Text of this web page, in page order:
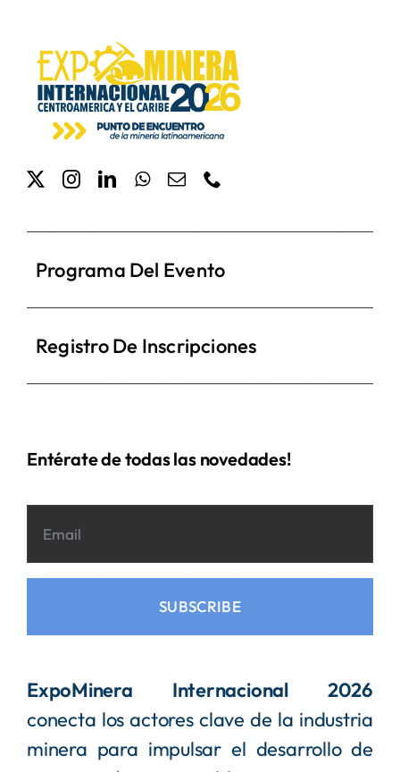
Programa Del Evento
Registro De Inscripciones
Entérate de todas las novedades!
SUBSCRIBE
ExpoMinera Internacional 2026
conecta los actores clave de la industria
minera para impulsar el desarrollo de